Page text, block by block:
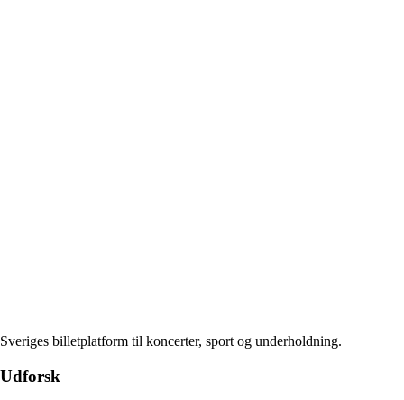
Sveriges billetplatform til koncerter, sport og underholdning.
Udforsk